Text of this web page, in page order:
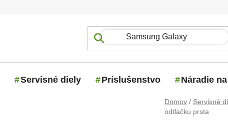
Servisné diely Príslušenstvo Náradie
Domov / Servisné
odtlačku prsta